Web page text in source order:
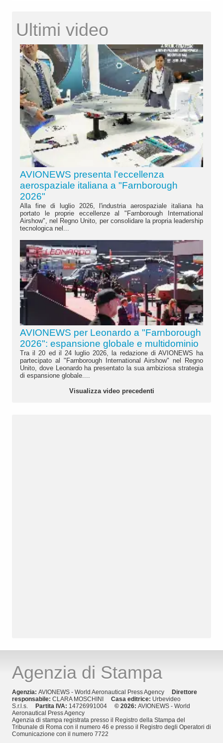
Ultimi video
AVIONEWS presenta l'eccellenza
aerospaziale italiana a "Farnborough
2026"
Alla fine di luglio 2026, l'industria aerospaziale italiana ha
portato le proprie eccellenze al "Farnborough International
Airshow", nel Regno Unito, per consolidare la propria leadership
tecnologica nel...
AVIONEWS per Leonardo a "Farnborough
2026": espansione globale e multidominio
Tra il 20 ed il 24 luglio 2026, la redazione di AVIONEWS ha
partecipato al "Farnborough International Airshow" nel Regno
Unito, dove Leonardo ha presentato la sua ambiziosa strategia
di espansione globale....
Visualizza video precedenti
Agenzia di Stampa
Agenzia: AVIONEWS - World Aeronautical Press Agency
Direttore
responsabile: CLARA MOSCHINI Casa editrice: Urbevideo
S.r.l.s.
Partita IVA: 14726991004 © 2026: AVIONEWS - World
Aeronautical Press Agency
Agenzia di stampa registrata presso il Registro della Stampa del
Tribunale di Roma con il numero 46 e presso il Registro degli Operatori di
Comunicazione con il numero 7722